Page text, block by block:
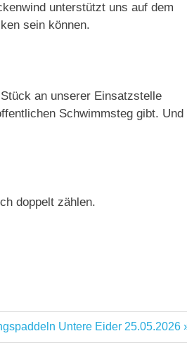
unterstützt uns auf dem
sein können.
an unserer Einsatzstelle
Schwimmsteg gibt. Und
doppelt zählen.
Untere Eider 25.05.2026